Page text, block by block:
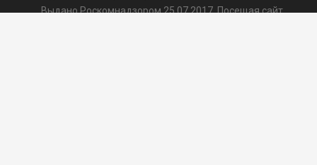
Выдано Роскомнадзором 25.07.2017. Посещая сайт